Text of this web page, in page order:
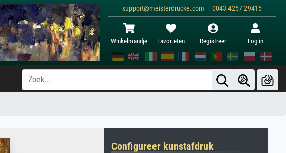
support@meisterdrucke.com · 0043 4257 29415
Winkelmandje Favorieten Registreer Log in
Configureer kunstafdruk